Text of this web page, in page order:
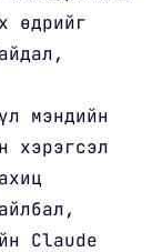
өдрийг
мэндийн
хэрэгсэл
Claude